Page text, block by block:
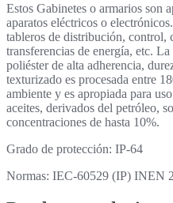
Estos Gabinetes o armarios son
aparatos eléctricos o
tableros de distribución, control,
transferencias de energía, etc.
poliéster de alta adherencia,
texturizado es procesada entre
ambiente y es apropiada para
aceites, derivados del petróleo,
concentraciones de hasta 10%.
Grado de protección: IP-64
Normas: IEC-60529 (IP) INEN